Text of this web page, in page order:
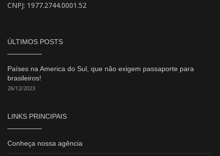
CNPJ: 1977.2744.0001.52
ÚLTIMOS POSTS
Países na America do Sul, que não exigem passaporte para
brasileiros!
26/12/2023
LINKS PRINCIPAIS
Conheça nossa agência